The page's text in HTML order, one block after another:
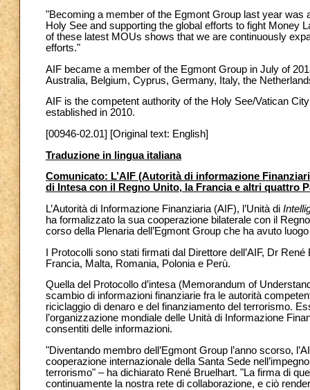
"Becoming a member of the Egmont Group last year was
Holy See and supporting the global efforts to fight Money
of these latest MOUs shows that we are continuously
efforts."
AIF became a member of the Egmont Group in July of
Australia, Belgium, Cyprus, Germany, Italy, the
AIF is the competent authority of the Holy See/Vatican
established in 2010.
[00946-02.01] [Original text: English]
Traduzione in lingua italiana
Comunicato: L’AIF (Autorità di informazione
di Intesa con il Regno Unito, la Francia e altri quattro
L’Autorità di Informazione Finanziaria (AIF), l’Unità di
ha formalizzato la sua cooperazione bilaterale con il
corso della Plenaria dell’Egmont Group che ha avuto
I Protocolli sono stati firmati dal Direttore dell’AIF, Dr
Francia, Malta, Romania, Polonia e Perù.
Quella del Protocollo d’intesa (Memorandum of
scambio di informazioni finanziarie fra le autorità
riciclaggio di denaro e del finanziamento del terrorismo.
l’organizzazione mondiale delle Unità di Informazione
consentiti delle informazioni.
"Diventando membro dell’Egmont Group l’anno scorso,
cooperazione internazionale della Santa Sede
terrorismo" – ha dichiarato René Bruelhart. "La firma di
continuamente la nostra rete di collaborazione, e ciò